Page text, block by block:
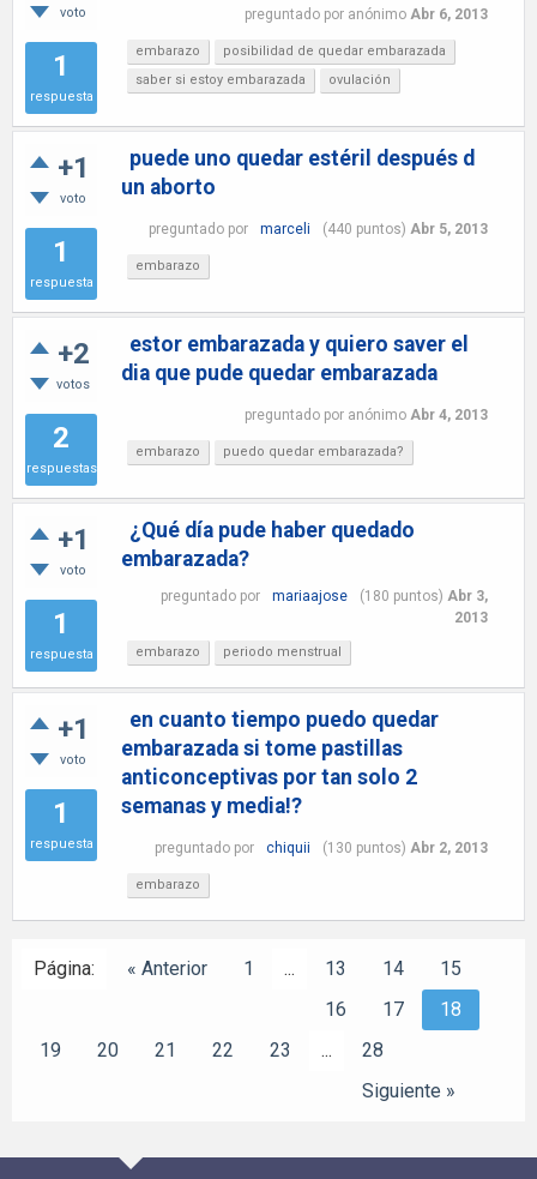
voto
1
respuesta
preguntado por anónimo Abr 6, 2013
embarazo
posibilidad de quedar embarazada
saber si estoy embarazada
ovulación
+1
voto
1
respuesta
puede uno quedar estéril después d
un aborto
preguntado por marceli (440 puntos) Abr 5, 2013
embarazo
+2
votos
2
respuestas
estor embarazada y quiero saver el
dia que pude quedar embarazada
preguntado por anónimo Abr 4, 2013
embarazo puedo quedar embarazada?
+1
voto
1
respuesta
¿Qué día pude haber quedado
embarazada?
preguntado por mariaajose (180 puntos) Abr 3,
2013
embarazo periodo menstrual
+1
voto
1
respuesta
en cuanto tiempo puedo quedar
embarazada si tome pastillas
anticonceptivas por tan solo 2
semanas y media!?
preguntado por chiquii (130 puntos) Abr 2, 2013
embarazo
Página: « Anterior 1 ... 13 14
15
16
17
18
19
20 21 22 23 ...
28
Siguiente »